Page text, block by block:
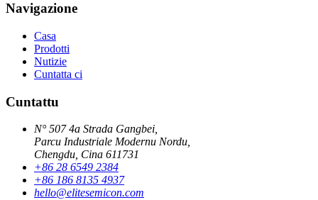
Navigazione
Casa
Prodotti
Nutizie
Cuntatta ci
Cuntattu
N° 507 4a Strada Gangbei,
Parcu Industriale Modernu Nordu,
Chengdu, Cina 611731
+86 28 6549 2384
+86 186 8135 4937
hello@elitesemicon.com